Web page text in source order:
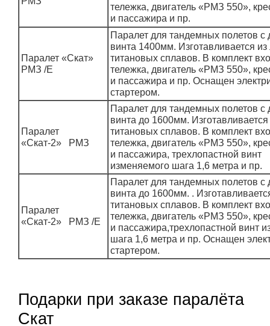
тележка, двигатель «РМЗ 550»,
и пассажира и пр.
Паралет «Скат»
РМЗ /Е
Паралет для тандемных полетов с
винта 1400мм. Изготавливается из
титановых сплавов. В комплект
тележка, двигатель «РМЗ 550»,
и пассажира и пр. Оснащен
стартером.
Паралет
«Скат-2» РМЗ
Паралет для тандемных полетов с
винта до 1600мм. Изготавливается
титановых сплавов. В комплект
тележка, двигатель «РМЗ 550»,
и пассажира, трехлопастной винт
изменяемого шага 1,6 метра и пр.
Паралет
«Скат-2» РМЗ /E
Паралет для тандемных полетов с
винта до 1600мм. .
титановых сплавов. В комплект
тележка, двигатель «РМЗ 550»,
и пассажира,трехлопастной винт
шага 1,6 метра и пр. Оснащен
стартером.
Подарки при заказе паралёта
Скат